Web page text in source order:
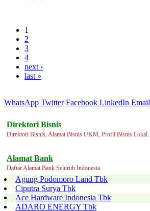
1
2
3
4
next ›
last »
WhatsApp Twitter Facebook LinkedIn Email
Direktori Bisnis
Direktori Bisnis, Alamat Bisnis UKM, Profil Bisnis Lokal.
Alamat Bank
Daftar Alamat Bank Seluruh Indonesia
Agung Podomoro Land Tbk
Ciputra Surya Tbk
Ace Hardware Indonesia Tbk
ADARO ENERGY Tbk